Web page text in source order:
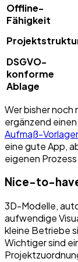
Offline-
Fähigkeit
DSGVO-
konforme
Ablage
Wer bisher noch
ergänzend
Aufmaß-
eine gute App,
eigenen
Nice-to-
3D-Modelle,
aufwendige
kleine Betriebe
Wichtiger sind